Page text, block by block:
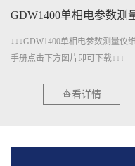
↓↓↓GDW1400单相电参数测量仪
手册点击下方图片即可下载↓↓↓
查看详情